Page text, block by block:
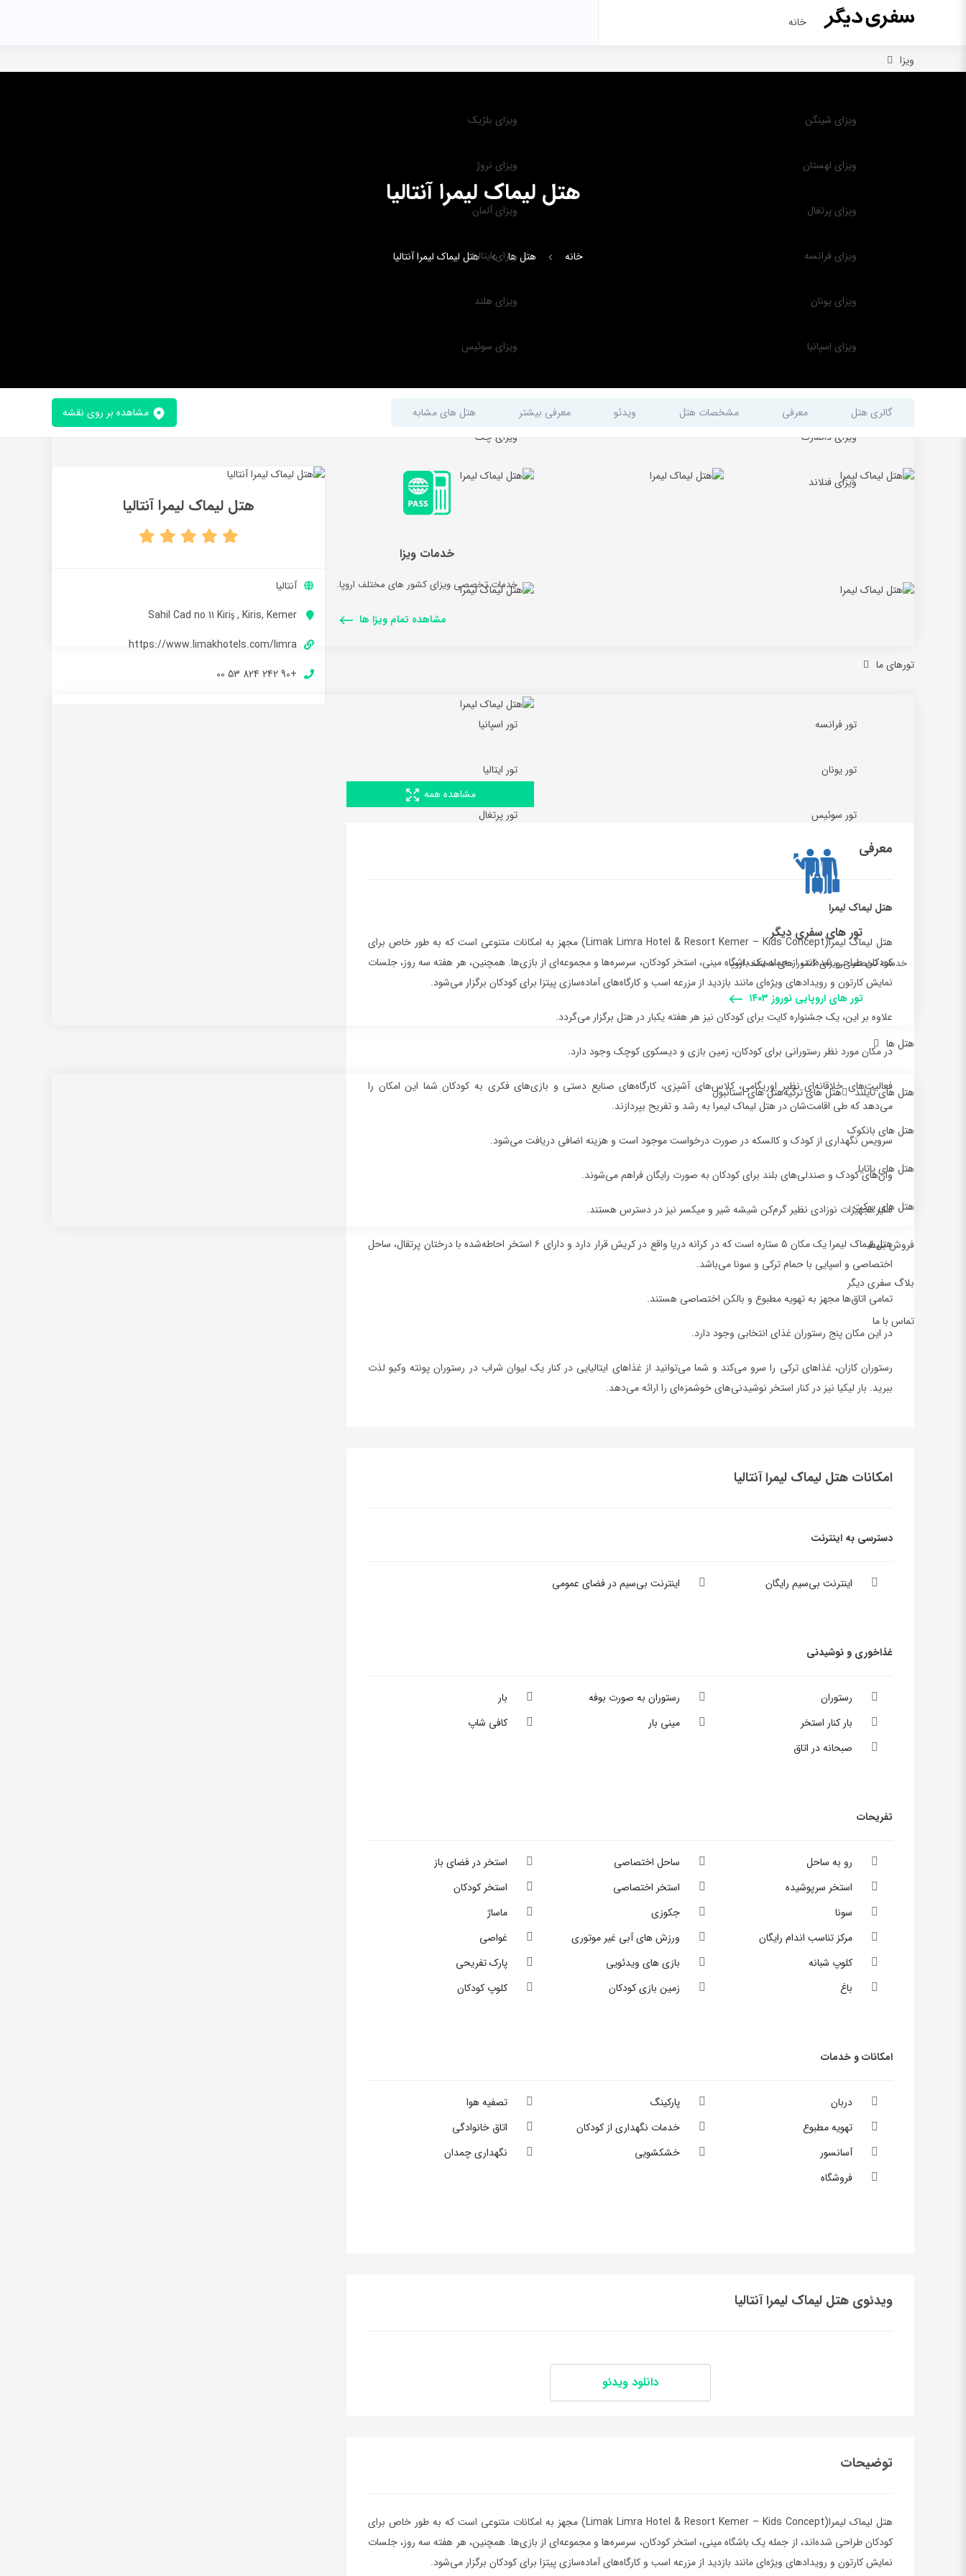
خانه
ویزا
ویزای شینگن ویزای بلژیک
ویزای لهستان ویزای نروژ
ویزای پرتغال ویزای آلمان
ویزای فرانسه ویزای ایتالیا
ویزای یونان ویزای هلند
ویزای اسپانیا ویزای سوئیس
ویزای مجارستان ویزای اتریش
ویزای دانمارک ویزای چک
ویزای فنلاند
خدمات ویزا
خدمات تخصصی ویزای کشور های مختلف اروپا.
مشاهده تمام ویزا ها
تورهای ما
تور فرانسه تور اسپانیا
تور یونان تور ایتالیا
تور سوئیس تور پرتغال
تور های سفری دیگر
خدمات تخصصی ویزای کشور های مختلف اروپا.
تور های اروپایی نوروز ۱۴۰۳
هتل ها
هتل های تایلند
هتل های بانکوک
هتل های پاتایا
هتل های پوکت
هتل های ترکیههتل های استانبول
فروش بلیط
بلاگ سفری دیگر
تماس با ما
خانه هتل ها هتل لیماک لیمرا آنتالیا
هتل لیماک لیمرا آنتالیا
گالری هتل معرفی مشخصات هتل ویدئو معرفی بیشتر هتل های مشابه مشاهده بر روی نقشه
مشاهده همه
معرفی
هتل لیماک لیمرا
هتل لیماک لیمرا(Limak Limra Hotel & Resort Kemer – Kids Concept) مجهز به امکانات متنوعی است که به طور خاص برای
کودکان طراحی شده‌اند، از جمله یک باشگاه مینی، استخر کودکان، سرسره‌ها و مجموعه‌ای از بازی‌ها. همچنین، هر هفته سه روز، جلسات
نمایش کارتون و رویدادهای ویژه‌ای مانند بازدید از مزرعه اسب و کارگاه‌های آماده‌سازی پیتزا برای کودکان برگزار می‌شود.
علاوه بر این، یک جشنواره کایت برای کودکان نیز هر هفته یکبار در هتل برگزار می‌گردد.
در مکان مورد نظر رستورانی برای کودکان، زمین بازی و دیسکوی کوچک وجود دارد.
فعالیت‌های خلاقانه‌ای نظیر اوریگامی، کلاس‌های آشپزی، کارگاه‌های صنایع دستی و بازی‌های فکری به کودکان شما این امکان را
می‌دهد که طی اقامت‌شان در هتل لیماک لیمرا به رشد و تفریح بپردازند.
سرویس نگهداری از کودک و کالسکه در صورت درخواست موجود است و هزینه اضافی دریافت می‌شود.
وان‌های کودک و صندلی‌های بلند برای کودکان به صورت رایگان فراهم می‌شوند.
سایر تجهیزات نوزادی نظیر گرم‌کن شیشه شیر و میکسر نیز در دسترس هستند.
هتل لیماک لیمرا یک مکان ۵ ستاره است که در کرانه دریا واقع در کریش قرار دارد و دارای ۶ استخر احاطه‌شده با درختان پرتقال، ساحل
اختصاصی و اسپایی با حمام ترکی و سونا می‌باشد.
تمامی اتاق‌ها مجهز به تهویه مطبوع و بالکن اختصاصی هستند.
در این مکان پنج رستوران غذای انتخابی وجود دارد.
رستوران کازان، غذاهای ترکی را سرو می‌کند و شما می‌توانید از غذاهای ایتالیایی در کنار یک لیوان شراب در رستوران پونته وکیو لذت
ببرید. بار لیکیا نیز در کنار استخر نوشیدنی‌های خوشمزه‌ای را ارائه می‌دهد.
امکانات هتل لیماک لیمرا آنتالیا
دسترسی به اینترنت
اینترنت بی‌سیم رایگان اینترنت بی‌سیم در فضای عمومی
غذاخوری و نوشیدنی
رستوران رستوران به صورت بوفه
بار
بار کنار استخر
مینی بار
کافی شاپ
صبحانه در اتاق
تفریحات
رو به ساحل ساحل اختصاصی
استخر در فضای باز
استخر سرپوشیده
استخر اختصاصی
استخر کودکان
سونا
جکوزی
ماساژ
مرکز تناسب اندام رایگان
ورزش های آبی غیر موتوری
غواصی
کلوپ شبانه
بازی های ویدئویی
پارک تفریحی
باغ
زمین بازی کودکان کلوپ کودکان
امکانات و خدمات
دربان پارکینگ
تصفیه هوا
تهویه مطبوع
خدمات نگهداری از کودکان
اتاق خانوادگی
آسانسور
خشکشویی
نگهداری چمدان
فروشگاه
ویدئوی هتل لیماک لیمرا آنتالیا
دانلود ویدئو
توضیحات
هتل لیماک لیمرا(Limak Limra Hotel & Resort Kemer – Kids Concept) مجهز به امکانات متنوعی است که به طور خاص برای
کودکان طراحی شده‌اند، از جمله یک باشگاه مینی، استخر کودکان، سرسره‌ها و مجموعه‌ای از بازی‌ها. همچنین، هر هفته سه روز، جلسات
نمایش کارتون و رویدادهای ویژه‌ای مانند بازدید از مزرعه اسب و کارگاه‌های آماده‌سازی پیتزا برای کودکان برگزار می‌شود.
هتل لیماک لیمرا آنتالیا
آنتالیا
Sahil Cad no 11 Kiriş , Kiris, Kemer
https://www.limakhotels.com/limra
+90 242 824 53 00